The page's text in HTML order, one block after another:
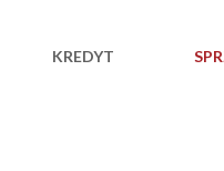
KREDYT